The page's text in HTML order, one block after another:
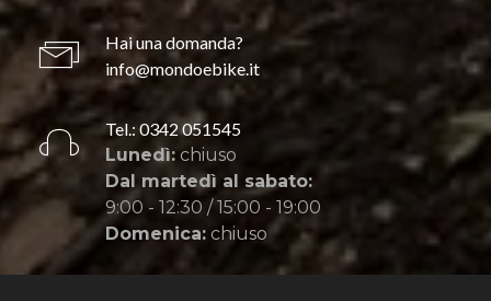
Hai una domanda?
info@mondoebike.it
Tel.: 0342 051545
Lunedì: chiuso
Dal martedì al sabato:
9:00 - 12:30 / 15:00 - 19:00
Domenica: chiuso